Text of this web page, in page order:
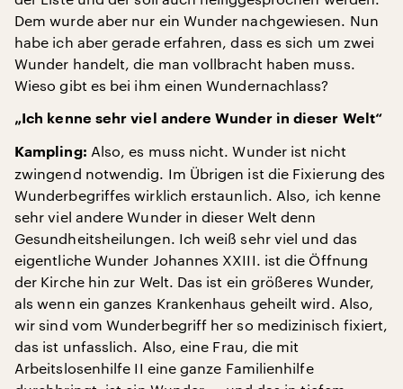
Dem wurde aber nur ein Wunder nachgewiesen. Nun
habe ich aber gerade erfahren, dass es sich um zwei
Wunder handelt, die man vollbracht haben muss.
Wieso gibt es bei ihm einen Wundernachlass?
„Ich kenne sehr viel andere Wunder in dieser Welt“
Kampling: Also, es muss nicht. Wunder ist nicht
zwingend notwendig. Im Übrigen ist die Fixierung des
Wunderbegriffes wirklich erstaunlich. Also, ich kenne
sehr viel andere Wunder in dieser Welt denn
Gesundheitsheilungen. Ich weiß sehr viel und das
eigentliche Wunder Johannes XXIII. ist die Öffnung
der Kirche hin zur Welt. Das ist ein größeres Wunder,
als wenn ein ganzes Krankenhaus geheilt wird. Also,
wir sind vom Wunderbegriff her so medizinisch fixiert,
das ist unfasslich. Also, eine Frau, die mit
Arbeitslosenhilfe II eine ganze Familienhilfe